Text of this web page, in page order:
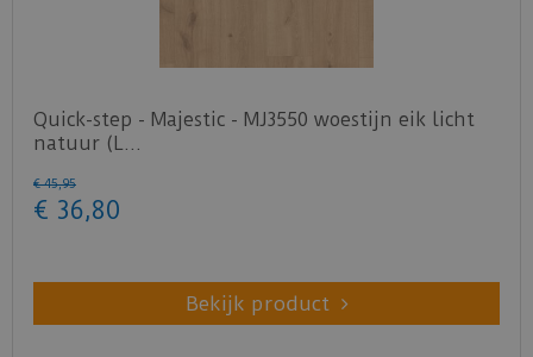
Quick-step - Majestic - MJ3550 woestijn eik licht
natuur (L…
€ 45,95
€ 36,80
Bekijk product